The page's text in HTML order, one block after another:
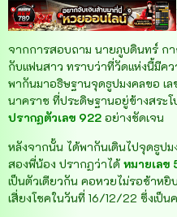
จากการสอบถาม นายภูบดินทร์ ก
กับแฟนสาว ทราบว่าที่วัดแห่งนี้มีค
พากันมาอธิษฐานจุดธูปมงคลขอ เล
นาคราช ที่ประดิษฐานอยู่ข้างสระ
ปรากฏตัวเลข 922 อย่างชัดเจน
หลังจากนั้น ได้พากันเดินไปจุดธูปม
สองพี่น้อง ปรากฏว่าได้ หมายเลข
เป็นตัวเดียวกัน คอหวยไม่รอช้าหยิ
เสี่ยงโชคในวันที่ 16/12/22 ซึ่งเป็